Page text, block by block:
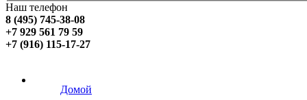
Наш телефон
8 (495) 745-38-08
+7 929 561 79 59
+7 (916) 115-17-27
Домой